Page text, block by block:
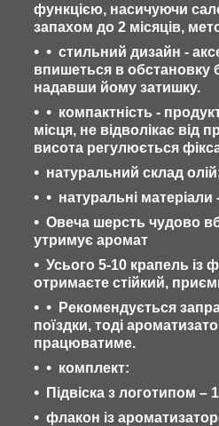
функцією, насичуючи
запахом до 2 місяців,
стильний дизайн -
впишеться в обстановку
надавши йому затишку.
компактність -
місця, не відволікає від
висота регулюється
натуральний склад
натуральні
Овеча шерсть чудово
утримує аромат
Усього 5-10 крапель із
отримаєте стійкий,
Рекомендується
поїздки, тоді
працюватиме.
комплект:
Підвіска з логотипом –
флакон із